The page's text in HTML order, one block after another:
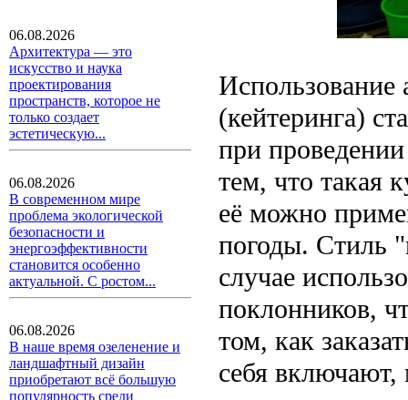
06.08.2026
Архитектура — это
искусство и наука
проектирования
пространств, которое не
только создает
эстетическую...
06.08.2026
В современном мире
проблема экологической
безопасности и
энергоэффективности
становится особенно
актуальной. С ростом...
06.08.2026
В наше время озеленение и
ландшафтный дизайн
приобретают всё большую
популярность среди
Использование
(кейтеринга)
при
тем, что такая
её можно
погоды. Стиль
случае
поклонников,
том, как
себя